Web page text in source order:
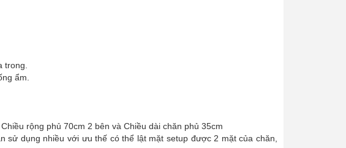
trong.
ẩm.
rộng phủ 70cm 2 bên và Chiều dài chăn phủ 35cm
dụng nhiều với ưu thế có thể lật mặt setup được 2 mặt của chăn,